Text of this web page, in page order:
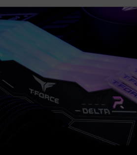
统都能达成。
请确认您的主板与处理器支持
（XMP 3.0 / EXPO），否则
示的超频频率。
十铨科技的内存模块皆在正常
证，若有处理器或主板故障状
主板相关售后服务。